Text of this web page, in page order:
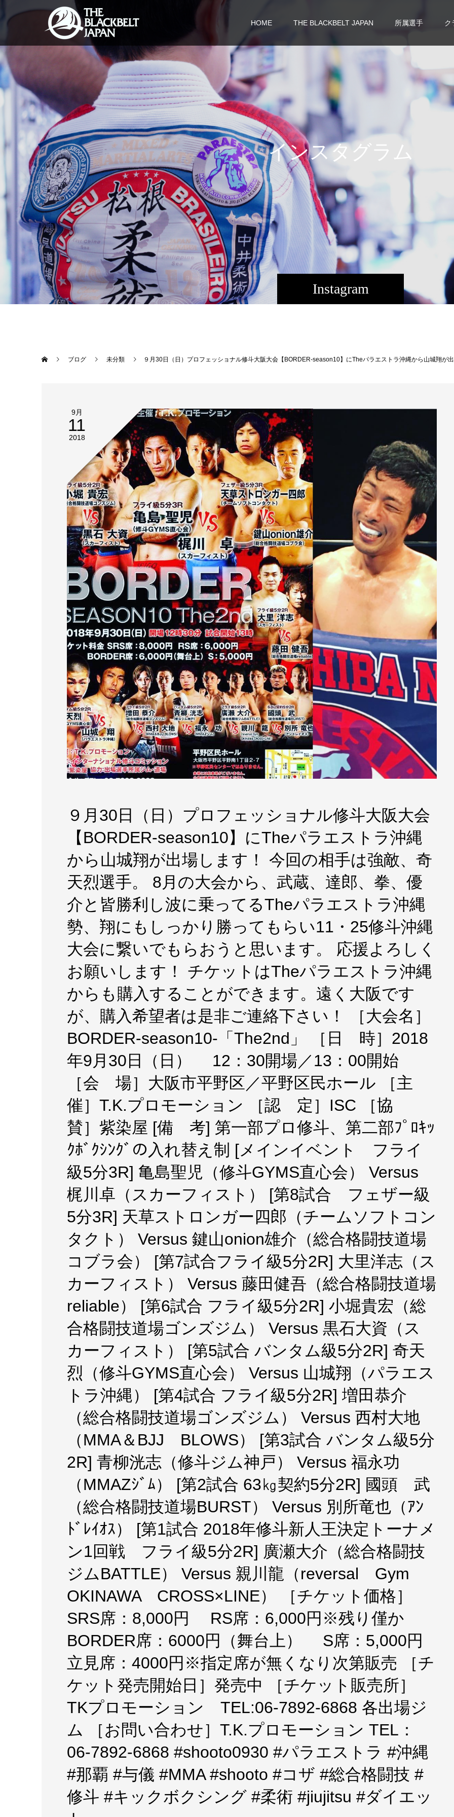
HOME THE BLACKBELT JAPAN 所属選手 ク
Instagram
インスタグラ ム
ブログ 未分類 ９月30日（日）プロフェッショナル修斗大阪大会【BORDER-season10】にTheパラエストラ沖縄から山城翔が出場します！ 今回の相手は強敵、奇天烈選手。 8月の大会から、武蔵、達郎、拳、優介と皆勝利し波に乗ってるTheパラエストラ沖縄勢、翔にもしっかり勝ってもらい11・25修斗沖縄大会に繋いでもらおうと思います。 応援よろしくお願いします！ チケットはTheパラエストラ沖縄からも購入することができます。遠く大阪ですが、購入希望者は是非ご連絡下さい！ ［大会名］BORDER-season10-「The2nd」 ［日 時］2018年9月30日（日） 12：30開場／13：00開始 ［会 場］大阪市平野区／平野区民ホール ［主 催］T.K.プロモーション ［認 定］ISC ［協 賛］紫染屋 [備 考] 第一部プロ修斗、第二部ﾌﾟﾛｷｯｸﾎﾞｸｼﾝｸﾞの入れ替え制 [メインイベント フライ級5分3R] 亀島聖児（修斗GYMS直心会） Versus 梶川卓（スカーフィスト） [第8試合 フェザー級5分3R] 天草ストロンガー四郎（チームソフトコンタクト） Versus 鍵山onion雄介（総合格闘技道場コブラ会） [第7試合フライ級5分2R] 大里洋志（スカーフィスト） Versus 藤田健吾（総合格闘技道場reliable） [第6試合 フライ級5分2R] 小堀貴宏（総合格闘技道場ゴンズジム） Versus 黒石大資（スカーフィスト） [第5試合 バンタム級5分2R] 奇天烈（修斗GYMS直心会） Versus 山城翔（パラエストラ沖縄） [第4試合 フライ級5分2R] 増田恭介（総合格闘技道場ゴンズジム） Versus 西村大地
9月
11
2018
９月30日（日）プロフェッショナル修斗大阪大会
【BORDER-season10】にTheパラエストラ沖縄
から山城翔が出場します！ 今回の相手は強敵、奇
天烈選手。 8月の大会から、武蔵、達郎、拳、優
介と皆勝利し波に乗ってるTheパラエストラ沖縄
勢、翔にもしっかり勝ってもらい11・25修斗沖縄
大会に繋いでもらおうと思います。 応援よろしく
お願いします！ チケットはTheパラエストラ沖縄
からも購入することができます。遠く大阪です
が、購入希望者は是非ご連絡下さい！ ［大会名］
BORDER-season10-「The2nd」 ［日 時］2018
年9月30日（日） 12：30開場／13：00開始
［会 場］大阪市平野区／平野区民ホール ［主
催］T.K.プロモーション ［認 定］ISC ［協
賛］紫染屋 [備 考] 第一部プロ修斗、第二部ﾌﾟﾛｷｯ
ｸﾎﾞｸｼﾝｸﾞの入れ替え制 [メインイベント フライ
級5分3R] 亀島聖児（修斗GYMS直心会） Versus
梶川卓（スカーフィスト） [第8試合 フェザー級
5分3R] 天草ストロンガー四郎（チームソフトコン
タクト） Versus 鍵山onion雄介（総合格闘技道場
コブラ会） [第7試合フライ級5分2R] 大里洋志（ス
カーフィスト） Versus 藤田健吾（総合格闘技道場
reliable） [第6試合 フライ級5分2R] 小堀貴宏（総
合格闘技道場ゴンズジム） Versus 黒石大資（ス
カーフィスト） [第5試合 バンタム級5分2R] 奇天
烈（修斗GYMS直心会） Versus 山城翔（パラエス
トラ沖縄） [第4試合 フライ級5分2R] 増田恭介
（総合格闘技道場ゴンズジム） Versus 西村大地
（MMA＆BJJ BLOWS） [第3試合 バンタム級5分
2R] 青柳洸志（修斗ジム神戸） Versus 福永功
（MMAZｼﾞﾑ） [第2試合 63㎏契約5分2R] 國頭 武
（総合格闘技道場BURST） Versus 別所竜也（ｱﾝ
ﾄﾞﾚｲｵｽ） [第1試合 2018年修斗新人王決定トーナメ
ン1回戦 フライ級5分2R] 廣瀬大介（総合格闘技
ジムBATTLE） Versus 親川龍（reversal Gym
OKINAWA CROSS×LINE） ［チケット価格］
SRS席：8,000円 RS席：6,000円※残り僅か
BORDER席：6000円（舞台上） S席：5,000円
立見席：4000円※指定席が無くなり次第販売 ［チ
ケット発売開始日］発売中 ［チケット販売所］
TKプロモーション TEL:06-7892-6868 各出場ジ
ム ［お問い合わせ］T.K.プロモーション TEL：
06-7892-6868 #shooto0930 #パラエストラ #沖縄
#那覇 #与儀 #MMA #shooto #コザ #総合格闘技 #
修斗 #キックボクシング #柔術 #jiujitsu #ダイエッ